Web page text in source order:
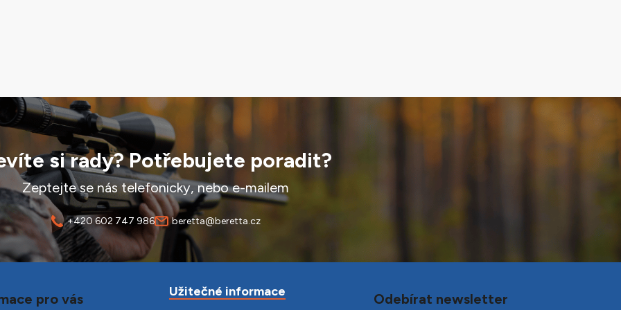
si rady? Potřebujete poradit?
Zeptejte se nás telefonicky, nebo e-mailem
+420 602 747 986 beretta@beretta.cz
pro vás Užitečné informace Odebírat newsletter